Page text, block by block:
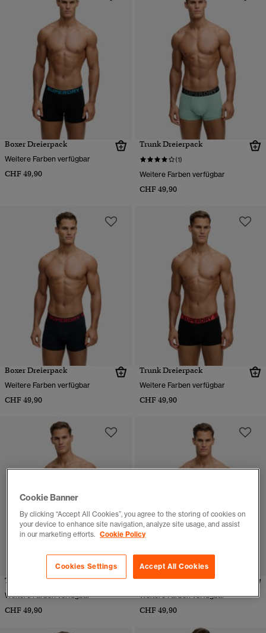
Boxer Dreierpack
Weitere Farben verfügbar
CHF 49,90
Trunk Dreierpack
(1)
Weitere Farben verfügbar
CHF 49,90
Boxer Dreierpack
Weitere Farben verfügbar
CHF 49,90
Trunk Dreierpack
Weitere Farben verfügbar
CHF 49,90
Trunk Dreierpack
Weitere Farben verfügbar
CHF 49,90
Trunk Dreierpack
Weitere Farben verfügbar
CHF 49,90
Cookie Banner
By clicking “Accept All Cookies”, you agree to the storing of cookies on
your device to enhance site navigation, analyze site usage, and assist
in our marketing efforts. Cookie Policy
Accept All Cookies
Cookies Settings